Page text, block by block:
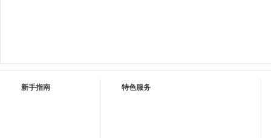
新手指南 特色服务